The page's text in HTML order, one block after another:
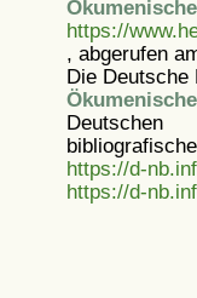
https://
, abgerufen
Die Deutsche
Deutschen
https://d-
https://d-